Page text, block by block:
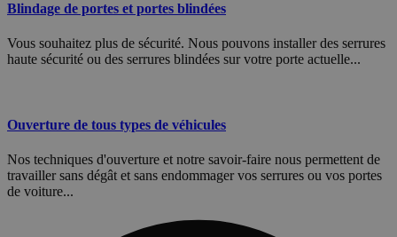
Blindage de portes et portes blindées
Vous souhaitez plus de sécurité. Nous pouvons installer des serrures
haute sécurité ou des serrures blindées sur votre porte actuelle...
Ouverture de tous types de véhicules
Nos techniques d'ouverture et notre savoir-faire nous permettent de
travailler sans dégât et sans endommager vos serrures ou vos portes
de voiture...